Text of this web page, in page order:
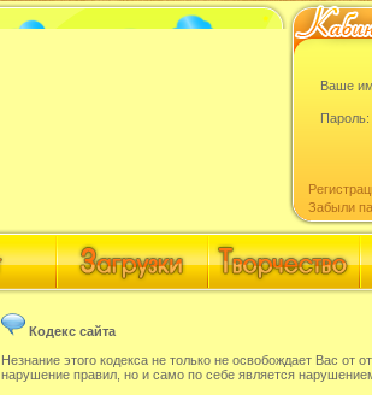
Ваше
Пароль:
Забыли
Кодекс сайта
Незнание этого кодекса не только не освобождает Вас от
нарушение правил, но и само по себе является